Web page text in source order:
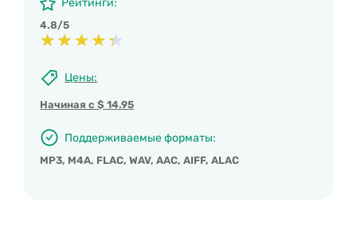
Рейтинги:
4.8/5
Цены:
Начиная с $ 14.95
Поддерживаемые форматы:
MP3, M4A, FLAC, WAV, AAC, AIFF, ALAC